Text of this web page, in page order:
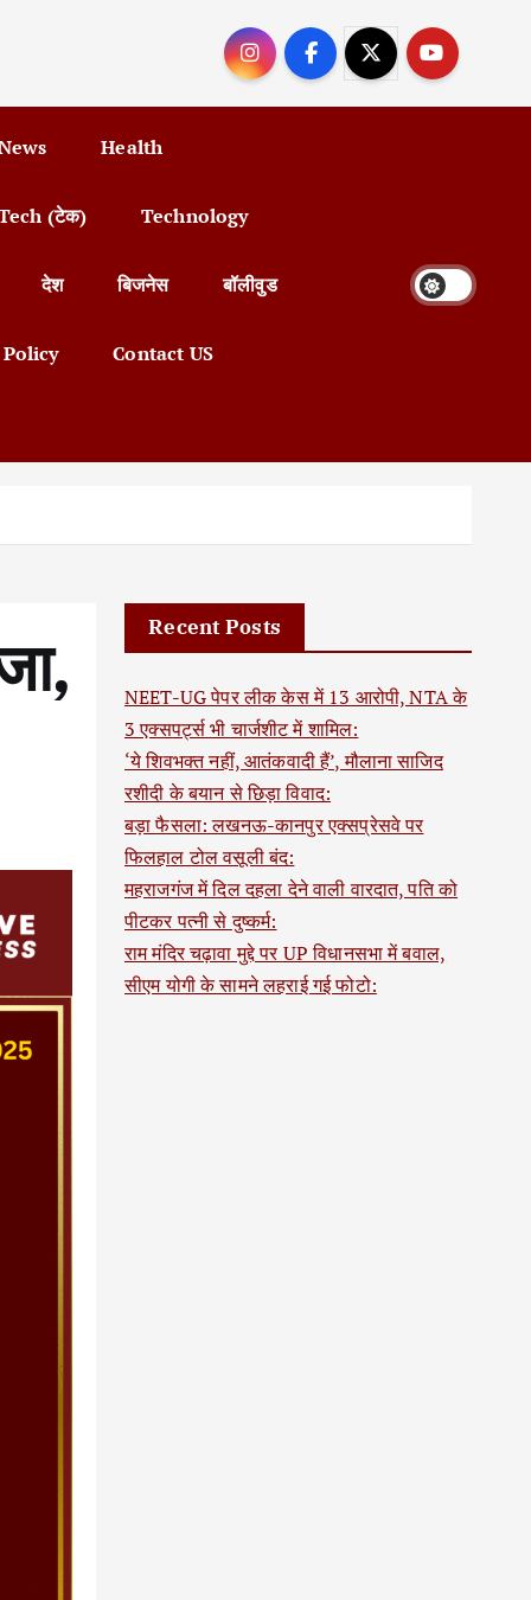
Health
(टेक) Technology
देश बिजनेस बॉलीवुड
Contact US
Recent Posts
NEET-UG पेपर लीक केस में 13 आरोपी, NTA के
3 एक्सपर्ट्स भी चार्जशीट में शामिल:
‘ये शिवभक्त नहीं, आतंकवादी हैं’, मौलाना साजिद
रशीदी के बयान से छिड़ा विवाद:
बड़ा फैसला: लखनऊ-कानपुर एक्सप्रेसवे पर
फिलहाल टोल वसूली बंद:
महराजगंज में दिल दहला देने वाली वारदात, पति को
पीटकर पत्नी से दुष्कर्म:
राम मंदिर चढ़ावा मुद्दे पर UP विधानसभा में बवाल,
सीएम योगी के सामने लहराई गई फोटो: